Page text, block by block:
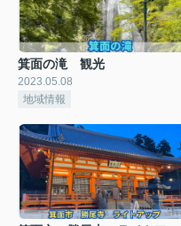
箕面の滝 観光
2023.05.08
地域情報